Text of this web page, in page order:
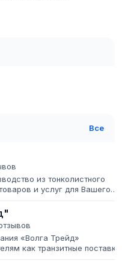
Все
из тонколистного
и услуг для Вашего
«Волга Трейд»
как транзитные поставки